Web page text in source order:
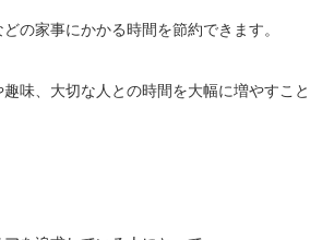
の家事にかかる時間を節約できます。
味、大切な人との時間を大幅に増やすこと